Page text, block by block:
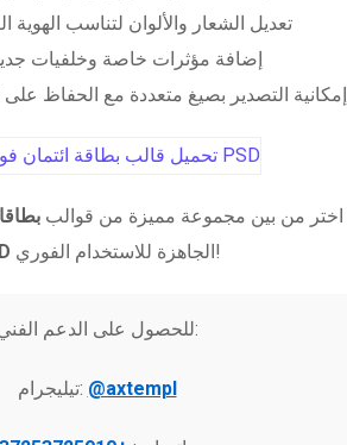
تعديل الشعار والألوان لتناسب الهوية
إضافة مؤثرات خاصة وخلفيات
إمكانية التصدير بصيغ متعددة مع الحفاظ على
اختر من بين مجموعة مميزة من قوالب
الجاهزة للاستخدام الفوري!
للحصول على الدعم الفني:
تيليجرام: @axtempl